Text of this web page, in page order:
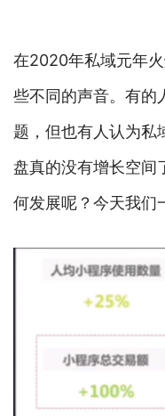
在2020年私域元年
些不同的声音。有的
题，但也有人认为私
盘真的没有增长空
何发展呢？今天我们